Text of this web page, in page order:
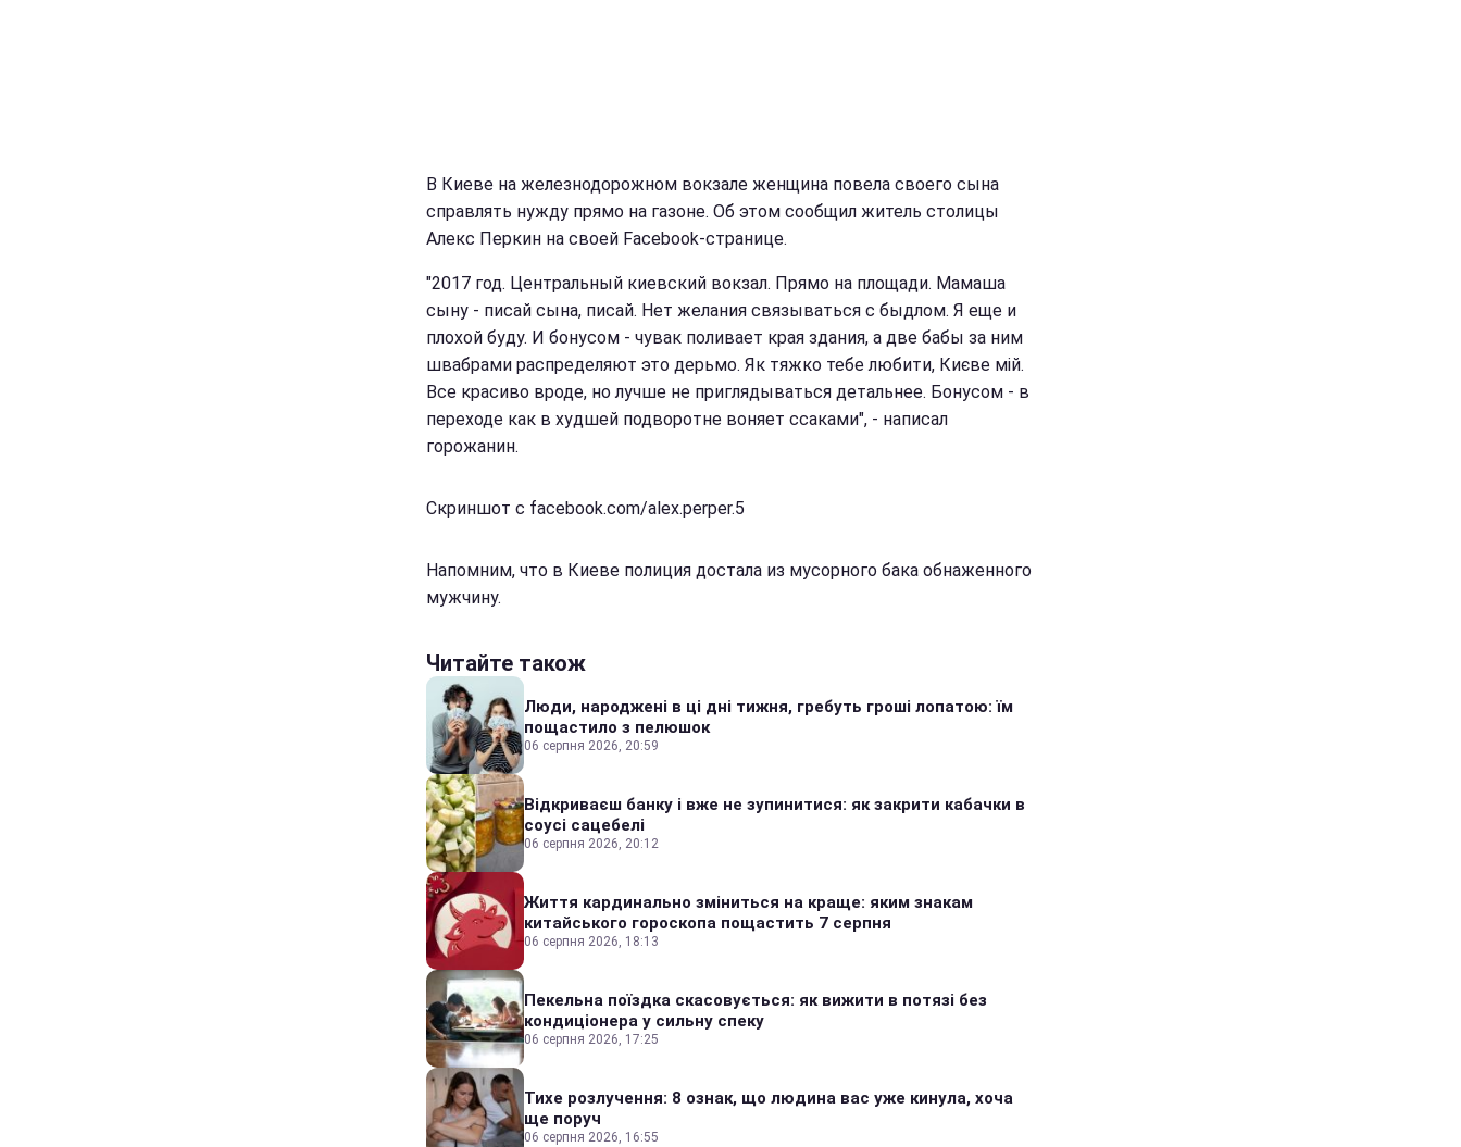
В Киеве на железнодорожном вокзале женщина повела своего сына
справлять нужду прямо на газоне. Об этом сообщил житель столицы
Алекс Перкин на своей Facebook-странице.
"2017 год. Центральный киевский вокзал. Прямо на площади. Мамаша
сыну - писай сына, писай. Нет желания связываться с быдлом. Я еще и
плохой буду. И бонусом - чувак поливает края здания, а две бабы за ним
швабрами распределяют это дерьмо. Як тяжко тебе любити, Києве мій.
Все красиво вроде, но лучше не приглядываться детальнее. Бонусом - в
переходе как в худшей подворотне воняет ссаками", - написал
горожанин.
Скриншот с facebook.com/alex.perper.5
Напомним, что в Киеве полиция достала из мусорного бака обнаженного
мужчину.
Читайте також
Люди, народжені в ці дні тижня, гребуть гроші лопатою: їм
пощастило з пелюшок
06 серпня 2026, 20:59
Відкриваєш банку і вже не зупинитися: як закрити кабачки в
соусі сацебелі
06 серпня 2026, 20:12
Життя кардинально зміниться на краще: яким знакам
китайського гороскопа пощастить 7 серпня
06 серпня 2026, 18:13
Пекельна поїздка скасовується: як вижити в потязі без
кондиціонера у сильну спеку
06 серпня 2026, 17:25
Тихе розлучення: 8 ознак, що людина вас уже кинула, хоча
ще поруч
06 серпня 2026, 16:55